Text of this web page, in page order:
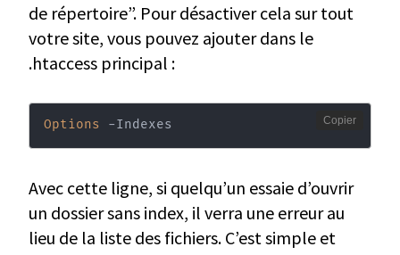
de répertoire”. Pour désactiver cela sur tout
votre site, vous pouvez ajouter dans le
.htaccess principal :
Options -Indexes Copier
Avec cette ligne, si quelqu’un essaie d’ouvrir
un dossier sans index, il verra une erreur au
lieu de la liste des fichiers. C’est simple et